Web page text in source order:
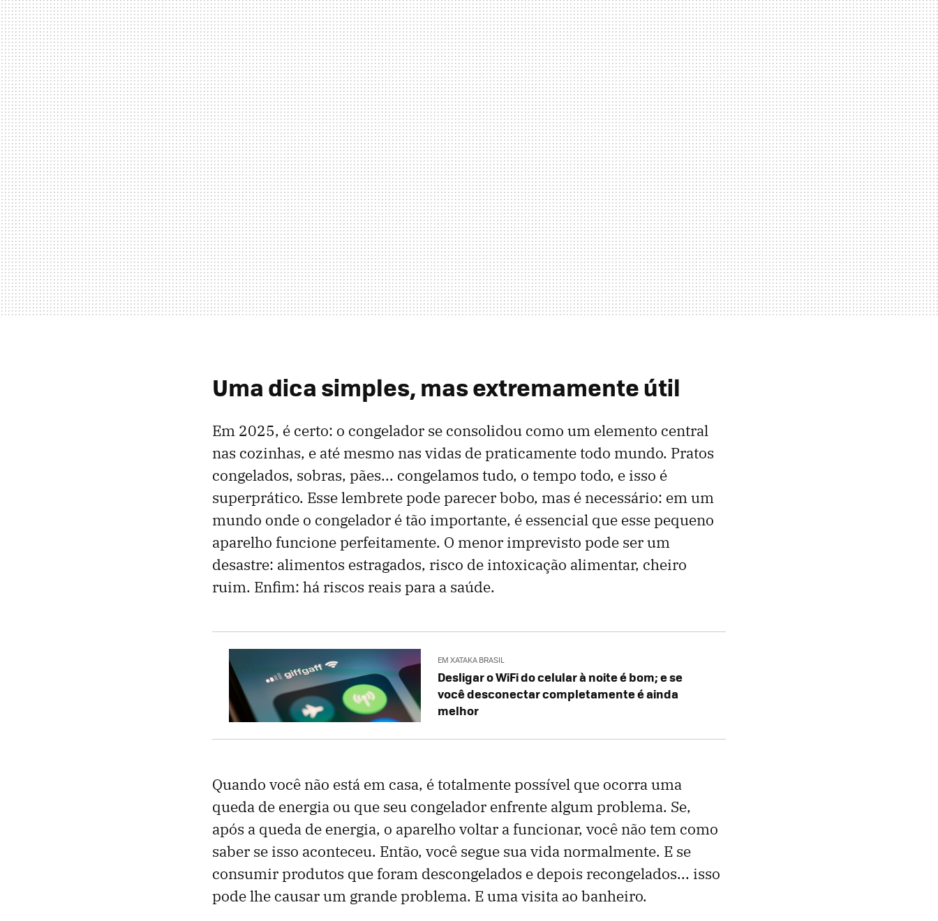
Uma dica simples, mas extremamente útil
Em 2025, é certo: o congelador se consolidou como um elemento central
nas cozinhas, e até mesmo nas vidas de praticamente todo mundo. Pratos
congelados, sobras, pães... congelamos tudo, o tempo todo, e isso é
superprático. Esse lembrete pode parecer bobo, mas é necessário: em um
mundo onde o congelador é tão importante, é essencial que esse pequeno
aparelho funcione perfeitamente. O menor imprevisto pode ser um
desastre: alimentos estragados, risco de intoxicação alimentar, cheiro
ruim. Enfim: há riscos reais para a saúde.
EM XATAKA BRASIL
Desligar o WiFi do celular à noite é bom; e se
você desconectar completamente é ainda
melhor
Quando você não está em casa, é totalmente possível que ocorra uma
queda de energia ou que seu congelador enfrente algum problema. Se,
após a queda de energia, o aparelho voltar a funcionar, você não tem como
saber se isso aconteceu. Então, você segue sua vida normalmente. E se
consumir produtos que foram descongelados e depois recongelados... isso
pode lhe causar um grande problema. E uma visita ao banheiro.